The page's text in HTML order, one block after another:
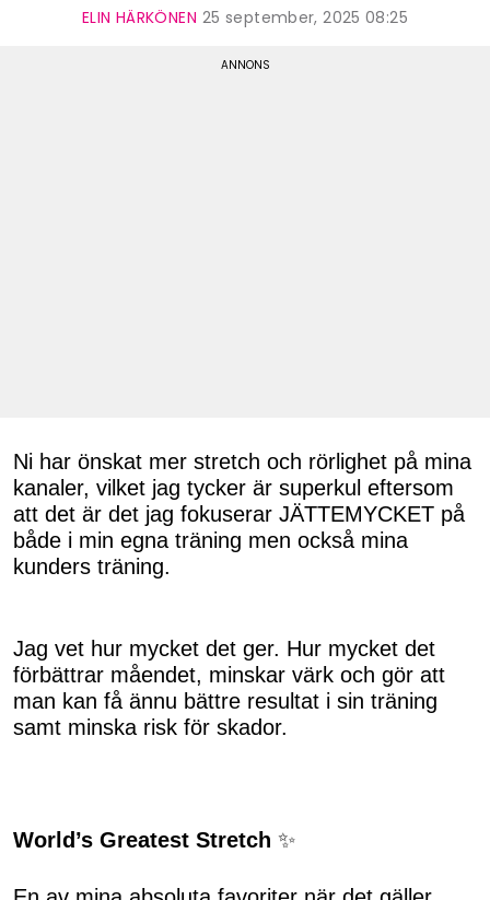
ELIN HÄRKÖNEN 25 september, 2025 08:25
Ni har önskat mer stretch och rörlighet på mina
kanaler, vilket jag tycker är superkul eftersom
att det är det jag fokuserar JÄTTEMYCKET på
både i min egna träning men också mina
kunders träning.
Jag vet hur mycket det ger. Hur mycket det
förbättrar måendet, minskar värk och gör att
man kan få ännu bättre resultat i sin träning
samt minska risk för skador.
World’s Greatest Stretch ✨